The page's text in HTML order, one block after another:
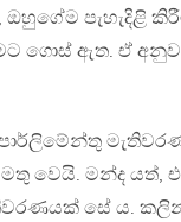
පැහැදිළි
ගොස් ඇත. ඒ අනුව
වෙයි. මන්ද යත්,
සේ ය.